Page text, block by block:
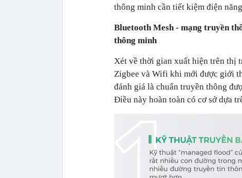
thông minh cần tiết kiệm điện
Bluetooth Mesh - mạng truyền
thông minh
Xét về thời gian xuất hiện trên thị
Zigbee và Wifi khi mới được giới
đánh giá là chuẩn truyền thông
Điều này hoàn toàn có cơ sở dựa